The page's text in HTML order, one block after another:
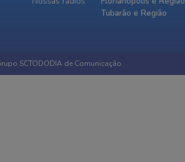
Tubarão e Região
SCTODODIA de Comunicação.